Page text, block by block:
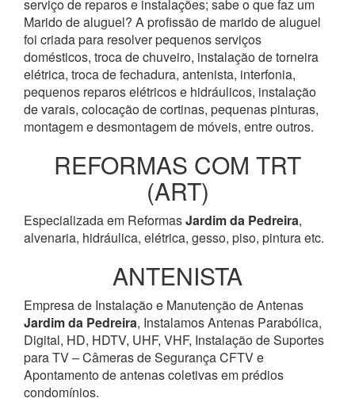
serviço de reparos e instalações; sabe o que faz um
Marido de aluguel? A profissão de marido de aluguel
foi criada para resolver pequenos serviços
domésticos, troca de chuveiro, instalação de torneira
elétrica, troca de fechadura, antenista, interfonia,
pequenos reparos elétricos e hidráulicos, instalação
de varais, colocação de cortinas, pequenas pinturas,
montagem e desmontagem de móveis, entre outros.
REFORMAS COM TRT
(ART)
Especializada em ReformasJardim da Pedreira,
alvenaria, hidráulica, elétrica, gesso, piso, pintura etc.
ANTENISTA
Empresa de Instalação e Manutenção de Antenas
Jardim da Pedreira, Instalamos Antenas Parabólica,
Digital, HD, HDTV, UHF, VHF, Instalação de Suportes
para TV – Câmeras de Segurança CFTV e
Apontamento de antenas coletivas em prédios
condomínios.